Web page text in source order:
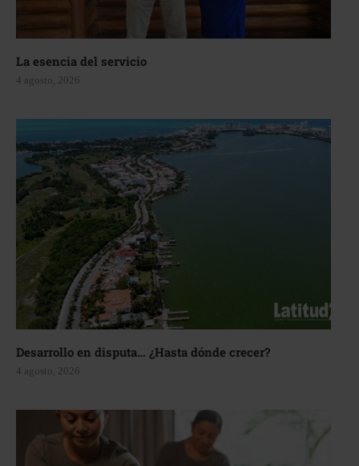
La esencia del servicio
4 agosto, 2026
Desarrollo en disputa… ¿Hasta dónde crecer?
4 agosto, 2026